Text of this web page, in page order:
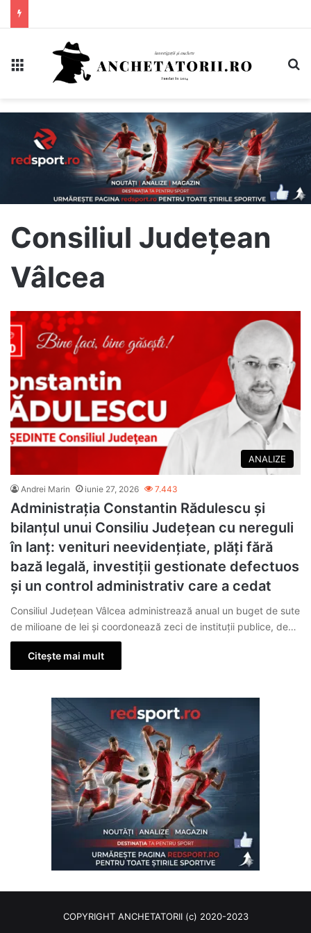
Consiliul Județean
Vâlcea
ANALIZE
Andrei Marin iunie 27, 2026 7.443
Administrația Constantin Rădulescu și
bilanțul unui Consiliu Județean cu nereguli
în lanț: venituri neevidențiate, plăți fără
bază legală, investiții gestionate defectuos
și un control administrativ care a cedat
Consiliul Județean Vâlcea administrează anual un buget de sute
de milioane de lei și coordonează zeci de instituții publice, de…
Citește mai mult
COPYRIGHT ANCHETATORII (c) 2020-2023